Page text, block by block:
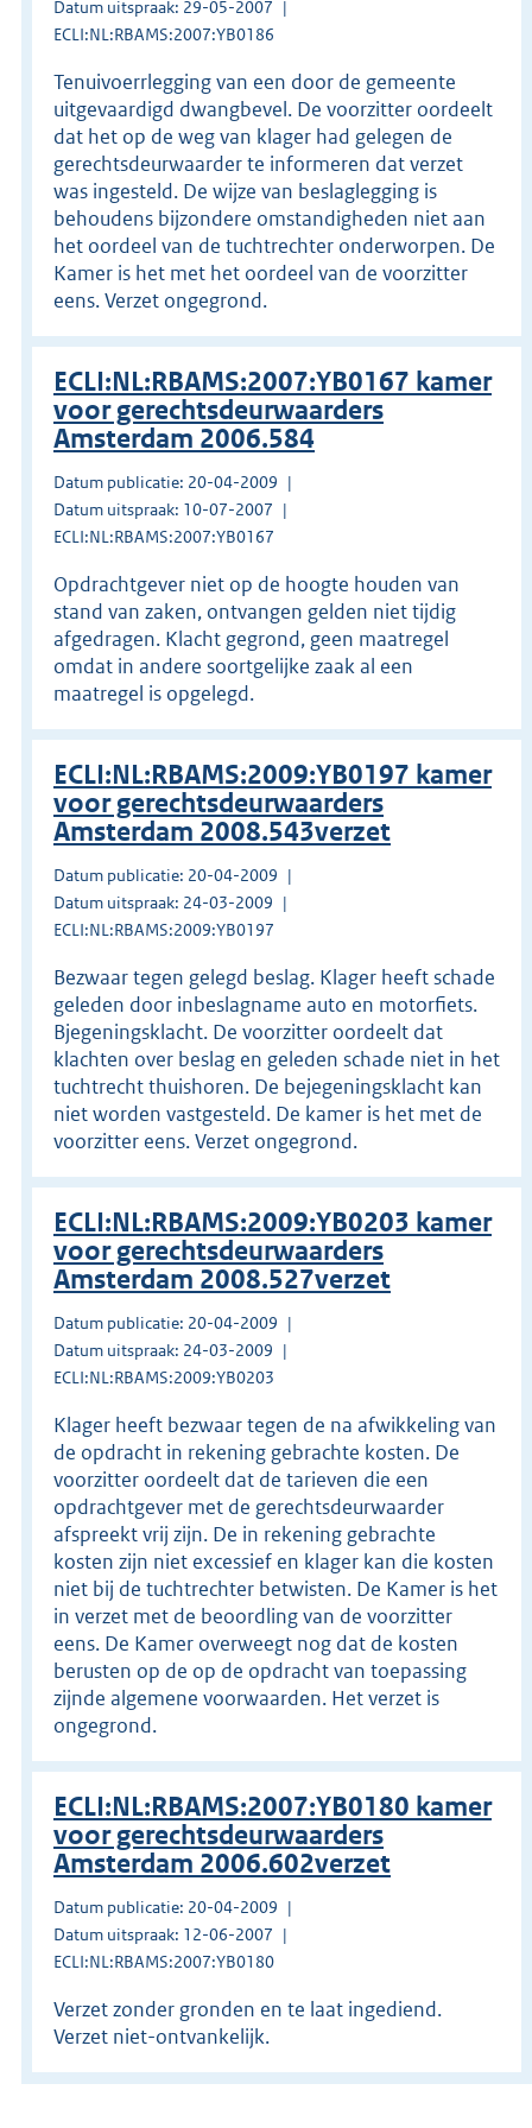
Datum uitspraak: 29-05-2007
ECLI:NL:RBAMS:2007:YB0186
Tenuivoerrlegging van een door de gemeente
uitgevaardigd dwangbevel. De voorzitter oordeelt
dat het op de weg van klager had gelegen de
gerechtsdeurwaarder te informeren dat verzet
was ingesteld. De wijze van beslaglegging is
behoudens bijzondere omstandigheden niet aan
het oordeel van de tuchtrechter onderworpen. De
Kamer is het met het oordeel van de voorzitter
eens. Verzet ongegrond.
ECLI:NL:RBAMS:2007:YB0167 kamer
voor gerechtsdeurwaarders
Amsterdam 2006.584
Datum publicatie: 20-04-2009
Datum uitspraak: 10-07-2007
ECLI:NL:RBAMS:2007:YB0167
Opdrachtgever niet op de hoogte houden van
stand van zaken, ontvangen gelden niet tijdig
afgedragen. Klacht gegrond, geen maatregel
omdat in andere soortgelijke zaak al een
maatregel is opgelegd.
ECLI:NL:RBAMS:2009:YB0197 kamer
voor gerechtsdeurwaarders
Amsterdam 2008.543verzet
Datum publicatie: 20-04-2009
Datum uitspraak: 24-03-2009
ECLI:NL:RBAMS:2009:YB0197
Bezwaar tegen gelegd beslag. Klager heeft schade
geleden door inbeslagname auto en motorfiets.
Bjegeningsklacht. De voorzitter oordeelt dat
klachten over beslag en geleden schade niet in het
tuchtrecht thuishoren. De bejegeningsklacht kan
niet worden vastgesteld. De kamer is het met de
voorzitter eens. Verzet ongegrond.
ECLI:NL:RBAMS:2009:YB0203 kamer
voor gerechtsdeurwaarders
Amsterdam 2008.527verzet
Datum publicatie: 20-04-2009
Datum uitspraak: 24-03-2009
ECLI:NL:RBAMS:2009:YB0203
Klager heeft bezwaar tegen de na afwikkeling van
de opdracht in rekening gebrachte kosten. De
voorzitter oordeelt dat de tarieven die een
opdrachtgever met de gerechtsdeurwaarder
afspreekt vrij zijn. De in rekening gebrachte
kosten zijn niet excessief en klager kan die kosten
niet bij de tuchtrechter betwisten. De Kamer is het
in verzet met de beoordling van de voorzitter
eens. De Kamer overweegt nog dat de kosten
berusten op de op de opdracht van toepassing
zijnde algemene voorwaarden. Het verzet is
ongegrond.
ECLI:NL:RBAMS:2007:YB0180 kamer
voor gerechtsdeurwaarders
Amsterdam 2006.602verzet
Datum publicatie: 20-04-2009
Datum uitspraak: 12-06-2007
ECLI:NL:RBAMS:2007:YB0180
Verzet zonder gronden en te laat ingediend.
Verzet niet-ontvankelijk.